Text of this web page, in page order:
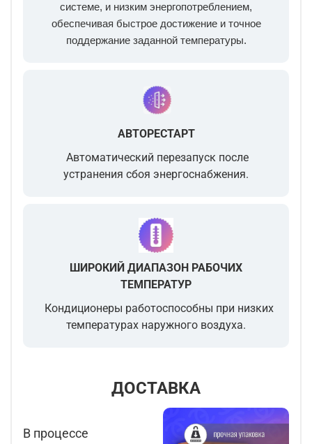
системе, и низким энергопотреблением,
обеспечивая быстрое достижение и точное
поддержание заданной температуры.
АВТОРЕСТАРТ
Автоматический перезапуск после
устранения сбоя энергоснабжения.
ШИРОКИЙ ДИАПАЗОН РАБОЧИХ
ТЕМПЕРАТУР
Кондиционеры работоспособны при низких
температурах наружного воздуха.
ДОСТАВКА
В процессе